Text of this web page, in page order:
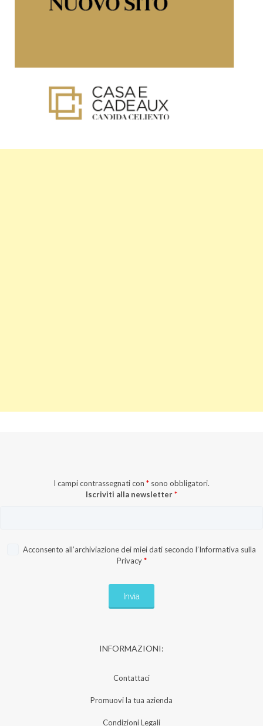
I campi contrassegnati con * sono obbligatori.
Iscriviti alla newsletter*
Acconsento all’archiviazione dei miei dati secondo l’Informativa sulla
Privacy *
INFORMAZIONI:
Contattaci
Promuovi la tua azienda
Condizioni Legali